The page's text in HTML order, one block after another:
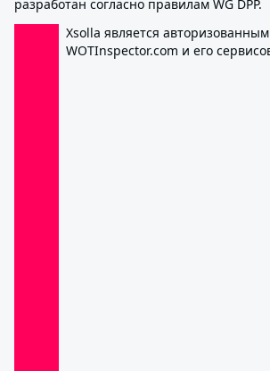
разработан согласно правилам WG DPP.
Xsolla является
WOTInspector.com и его